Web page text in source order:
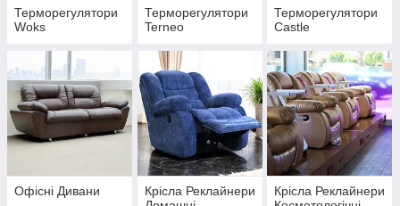
Терморегулятори
Woks
Терморегулятори
Terneo
Терморегулятори
Castle
Офісні Дивани
Крісла Реклайнери
Крісла Реклайнери